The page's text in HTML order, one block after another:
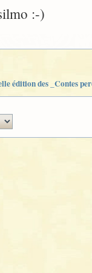
:-)
édition des _Contes